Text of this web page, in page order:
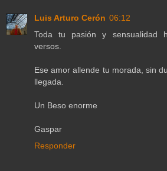
Luis Arturo Cerón 06:12
Toda tu pasión y sensualidad
versos.
Ese amor allende tu morada, sin
llegada.
Un Beso enorme
Gaspar
Responder